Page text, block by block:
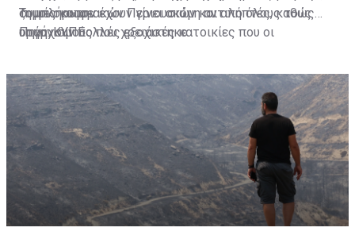
συμπλήρωσε.
Τουρκοκυπριακών Περιουσιών και από όλους τους
οργανισμούς που χρειάστηκε.
ζημιές να μην έχουν γίνει ακόμη αντιληπτές, καθώς
υπάρχουν πολλές εξοχικές κατοικίες που οι
είναι δίπλα μας για να τις καταγράφει ανά πάσα
στιγμή».
Πηγή: ΚΥΠΕ